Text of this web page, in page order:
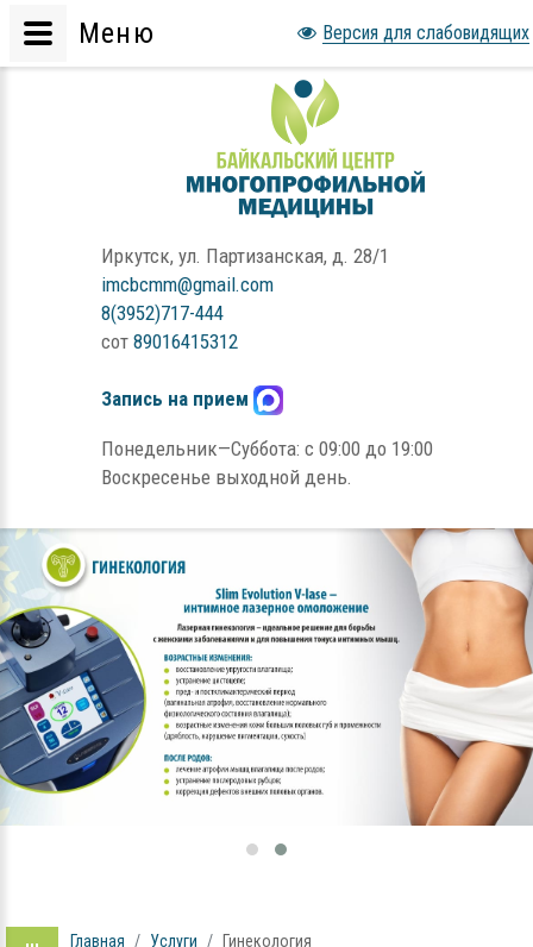
Иркутск, ул. Партизанская, д. 28/1
imcbcmm@gmail.com
8(3952)717-444
сот 89016415312
Запись на прием
Понедельник—Суббота: с 09:00 до 19:00
Воскресенье выходной день.
Главная Услуги Гинекология
Версия для слабовидящих
Меню